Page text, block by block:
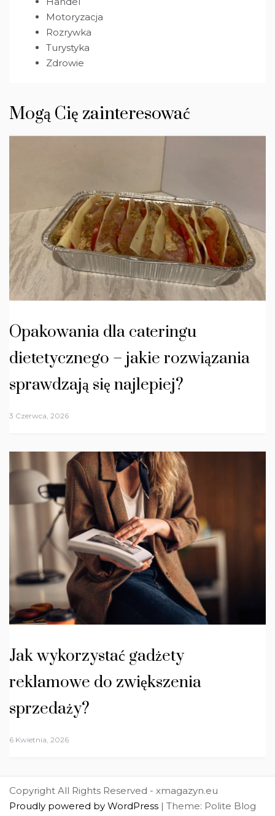
Motoryzacja
Rozrywka
Turystyka
Zdrowie
Mogą Cię zainteresować
Opakowania dla cateringu
dietetycznego – jakie rozwiązania
sprawdzają się najlepiej?
3 Czerwca, 2026
Jak wykorzystać gadżety
reklamowe do zwiększenia
sprzedaży?
6 Kwietnia, 2026
Copyright All Rights Reserved - xmagazyn.eu
Proudly powered by WordPress | Theme: Polite Blog